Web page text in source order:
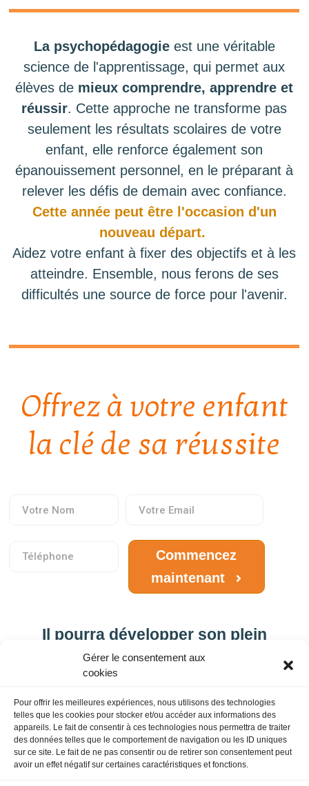
Gérer le consentement aux
cookies
Pour offrir les meilleures expériences, nous utilisons des technologies
telles que les cookies pour stocker et/ou accéder aux informations des
appareils. Le fait de consentir à ces technologies nous permettra de traiter
des données telles que le comportement de navigation ou les ID uniques
sur ce site. Le fait de ne pas consentir ou de retirer son consentement peut
avoir un effet négatif sur certaines caractéristiques et fonctions.
La psychopédagogieest une véritable
science de l'apprentissage, qui permet aux
élèves de mieux comprendre, apprendre et
réussir. Cette approche ne transforme pas
seulement les résultats scolaires de votre
enfant, elle renforce également son
épanouissement personnel, en le préparant à
relever les défis de demain avec confiance.
Cette année peut être l'occasion d'un
nouveau départ.
Aidez votre enfant à fixer des objectifs et à les
atteindre. Ensemble, nous ferons de ses
difficultés une source de force pour l'avenir.
Offrez à votre enfant
la clé de sa réussite
Commencez
maintenant
Il pourra développer son plein
potentiel et s'épanouir pleinement
dans le monde !
Les informations recueillies sur le formulaire du site sont destinées
à prendre contact avec vous afin de vous proposer une rencontre.
Elles seront traitées par Dominique SIMELE, psychopédagogue,
dans le but de mieux comprendre vos besoins et de vous offrir un